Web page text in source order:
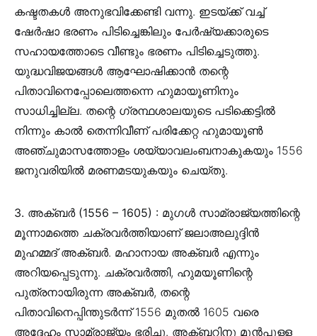
കഷ്ടതകൾ അനുഭവിക്കേണ്ടി വന്നു. ഇടയ്ക്ക് വച്ച്
ഷേർഷാ ഭരണം പിടിച്ചെങ്കിലും പേർഷ്യക്കാരുടെ
സഹായത്തോടെ വീണ്ടും ഭരണം പിടിച്ചെടുത്തു.
യുദ്ധവിജയങ്ങൾ ആഘോഷിക്കാൻ തന്റെ
പിതാവിനെപ്പോലെത്തന്നെ ഹുമായൂണിനും
സാധിച്ചില്ല. തന്റെ ഗ്രന്ഥശാലയുടെ പടിക്കെട്ടിൽ
നിന്നും കാൽ തെന്നിവീണ് പരിക്കേറ്റ ഹുമായൂൺ
അഞ്ചുമാസത്തോളം ശയ്യാവലംബനാകുകയും 1556
ജനുവരിയിൽ മരണമടയുകയും ചെയ്തു.
3. അക്ബർ (1556 – 1605) : മുഗൾ സാമ്രാജ്യത്തിന്റെ
മൂന്നാമത്തെ ചക്രവർത്തിയാണ് ജലാഅലുദ്ദിൻ
മുഹമ്മദ് അക്‌ബർ. മഹാനായ അക്‌ബർ എന്നും
അറിയപ്പെടുന്നു. ചക്രവർത്തി, ഹുമയൂണിന്റെ
പുത്രനായിരുന്ന അക്ബർ, തന്റെ
പിതാവിനെപ്പിന്തുടർന്ന് 1556 മുതൽ 1605 വരെ
അദ്ദേഹം സാമ്രാജ്യം ഭരിച്ചു. അക്ബറിനു മുൻപുള്ള